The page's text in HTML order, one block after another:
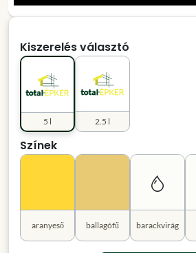
Kiszerelés választó
2.5 l
5 l
Színek
aranyeső ballagófű barackvirág